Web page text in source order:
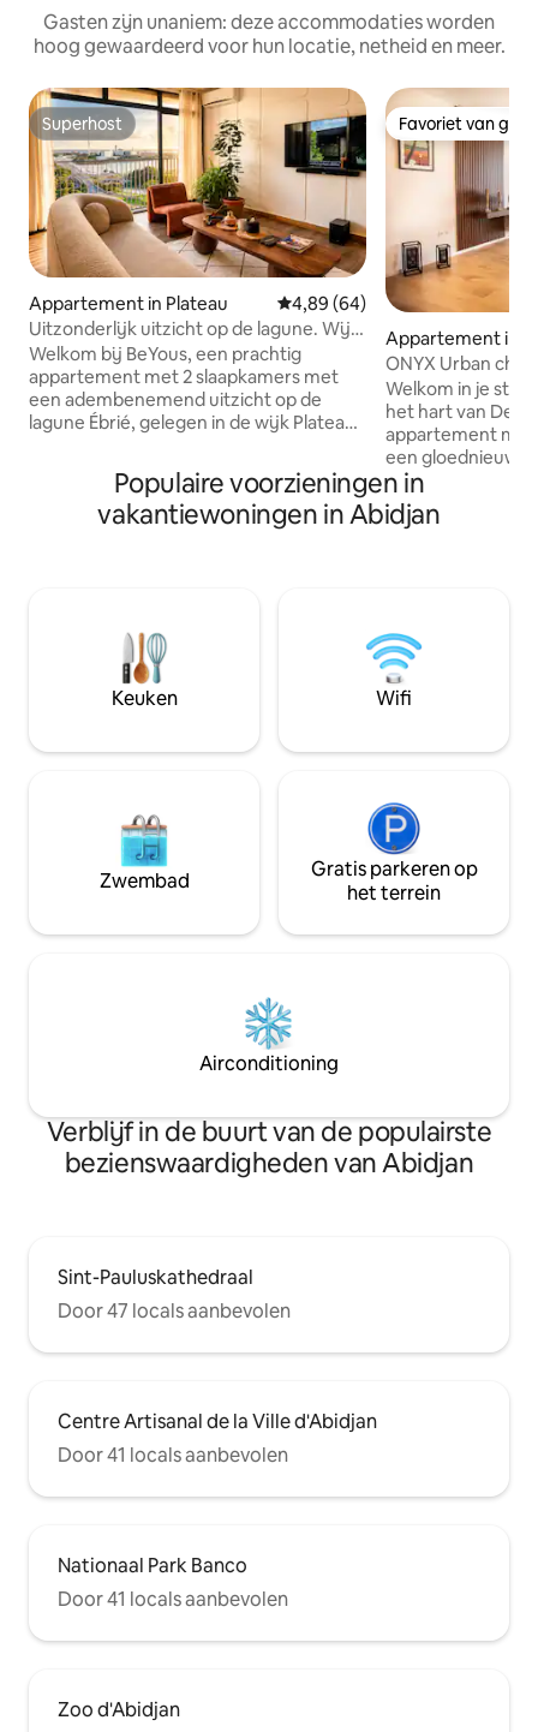
Gasten zijn unaniem: deze accommodaties worden
hoog gewaardeerd voor hun locatie, netheid en meer.
Superhost
Superhost
Appartement in Plateau Gemiddelde beoordeling van
4,89 (64)
Uitzonderlijk uitzicht op de lagune. Wijk
Le Plateau
Welkom bij BeYous, een prachtig
appartement met 2 slaapkamers met
een adembenemend uitzicht op de
lagune Ébrié, gelegen in de wijk Plateau.
zakenreizigers, stellen of gezinnen en
combineert comfort, moderniteit en
sereniteit. Hoogtepunten: ✔
Panoramisch uitzicht op de lagune
en 24-uursbeveiliging. Centrale locatie,
schoonmaakservice inbegrepen.
Reserveren✌️
Favoriet van
Favoriet van
Appartement in
ONYX Urban chic oase Rue
@2plateaux
Welkom in je
het hart van
appartement met
een gloednieuwe
perfecte mix van
adembenemend
weelderige
voorzieningen:
zwembad *Toplocatie: Gelegen in een
bruisende 2
Populaire voorzieningen in
vakantiewoningen in Abidjan
Keuken Wifi
Zwembad
Gratis parkeren op
het terrein
Airconditioning
Verblijf in de buurt van de populairste
bezienswaardigheden van Abidjan
Sint-Pauluskathedraal
Door 47 locals aanbevolen
Centre Artisanal de la Ville d'Abidjan
Door 41 locals aanbevolen
Nationaal Park Banco
Door 41 locals aanbevolen
Zoo d'Abidjan